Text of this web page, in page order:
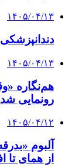
۱۴۰۵/۰۴/۱۳
۱۴۰۵/۰۴/۱۳
هم‌نگاره
رونمایی شد
۱۴۰۵/۰۴/۱۲
از همای تا